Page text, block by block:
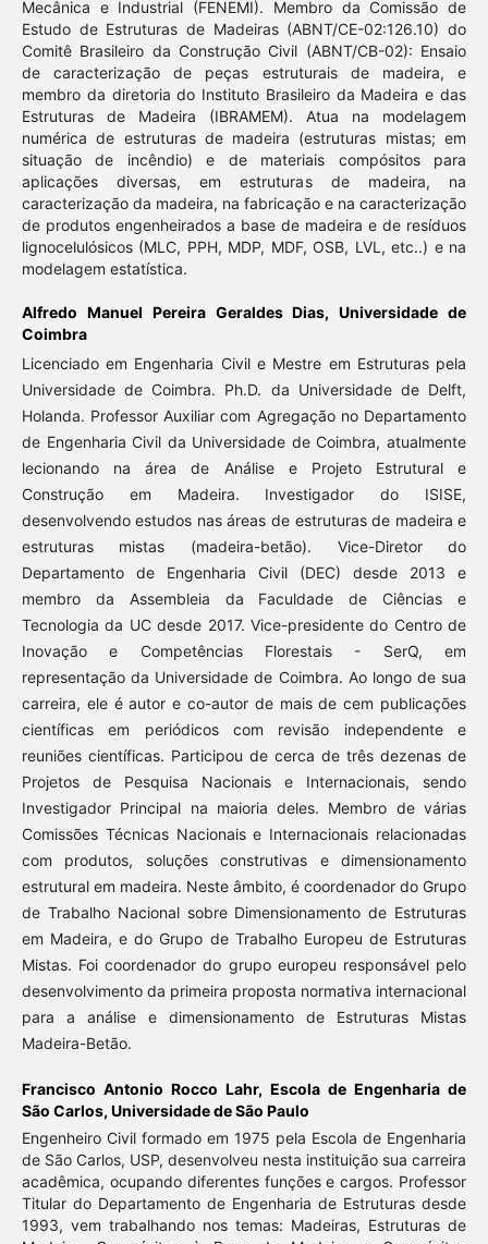
Mecânica e Industrial (FENEMI). Membro da Comissão de
Estudo de Estruturas de Madeiras (ABNT/CE-02:126.10) do
Comitê Brasileiro da Construção Civil (ABNT/CB-02): Ensaio
de caracterização de peças estruturais de madeira, e
membro da diretoria do Instituto Brasileiro da Madeira e das
Estruturas de Madeira (IBRAMEM). Atua na modelagem
numérica de estruturas de madeira (estruturas mistas; em
situação de incêndio) e de materiais compósitos para
aplicações diversas, em estruturas de madeira, na
caracterização da madeira, na fabricação e na caracterização
de produtos engenheirados a base de madeira e de resíduos
lignocelulósicos (MLC, PPH, MDP, MDF, OSB, LVL, etc..) e na
modelagem estatística.
Alfredo Manuel Pereira Geraldes Dias,Universidade de
Coimbra
Licenciado em Engenharia Civil e Mestre em Estruturas pela
Universidade de Coimbra. Ph.D. da Universidade de Delft,
Holanda. Professor Auxiliar com Agregação no Departamento
de Engenharia Civil da Universidade de Coimbra, atualmente
lecionando na área de Análise e Projeto Estrutural e
Construção em Madeira. Investigador do ISISE,
desenvolvendo estudos nas áreas de estruturas de madeira e
estruturas mistas (madeira-betão). Vice-Diretor do
Departamento de Engenharia Civil (DEC) desde 2013 e
membro da Assembleia da Faculdade de Ciências e
Tecnologia da UC desde 2017. Vice-presidente do Centro de
Inovação e Competências Florestais - SerQ, em
representação da Universidade de Coimbra. Ao longo de sua
carreira, ele é autor e co-autor de mais de cem publicações
científicas em periódicos com revisão independente e
reuniões científicas. Participou de cerca de três dezenas de
Projetos de Pesquisa Nacionais e Internacionais, sendo
Investigador Principal na maioria deles. Membro de várias
Comissões Técnicas Nacionais e Internacionais relacionadas
com produtos, soluções construtivas e dimensionamento
estrutural em madeira. Neste âmbito, é coordenador do Grupo
de Trabalho Nacional sobre Dimensionamento de Estruturas
em Madeira, e do Grupo de Trabalho Europeu de Estruturas
Mistas. Foi coordenador do grupo europeu responsável pelo
desenvolvimento da primeira proposta normativa internacional
para a análise e dimensionamento de Estruturas Mistas
Madeira-Betão.
Francisco Antonio Rocco Lahr,Escola de Engenharia de
São Carlos, Universidade de São Paulo
Engenheiro Civil formado em 1975 pela Escola de Engenharia
de São Carlos, USP, desenvolveu nesta instituição sua carreira
acadêmica, ocupando diferentes funções e cargos. Professor
Titular do Departamento de Engenharia de Estruturas desde
1993, vem trabalhando nos temas: Madeiras, Estruturas de